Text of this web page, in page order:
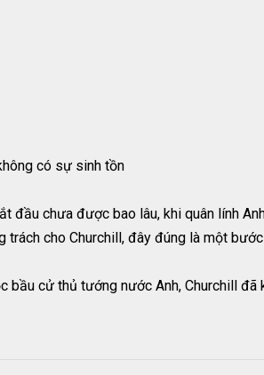
có sự sinh tồn
đầu chưa được bao lâu, khi quân lính
trách cho Churchill, đây đúng là một
bầu cử thủ tướng nước Anh, Churchill